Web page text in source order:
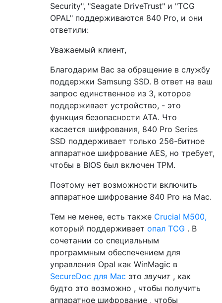
Security", "Seagate DriveTrust" и "TCG
OPAL" поддерживаются 840 Pro, и они
ответили:
Уважаемый клиент,
Благодарим Вас за обращение в службу
поддержки Samsung SSD. В ответ на ваш
запрос единственное из 3, которое
поддерживает устройство, - это
функция безопасности ATA. Что
касается шифрования, 840 Pro Series
SSD поддерживает только 256-битное
аппаратное шифрование AES, но требует,
чтобы в BIOS был включен TPM.
Поэтому нет возможности включить
аппаратное шифрование 840 Pro на Mac.
Тем не менее, есть также Crucial M500,
который поддерживает опал TCG . В
сочетании со специальным
программным обеспечением для
управления Opal как WinMagic в
SecureDoc для Mac это звучит , как
будто это возможно , чтобы получить
аппаратное шифрование , чтобы